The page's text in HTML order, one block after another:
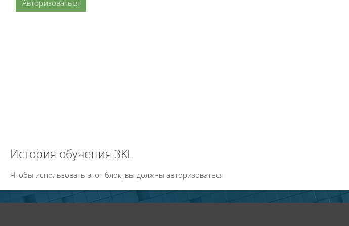
Авторизоваться
История обучения 3KL
Чтобы использовать этот блок, вы должны авторизоваться